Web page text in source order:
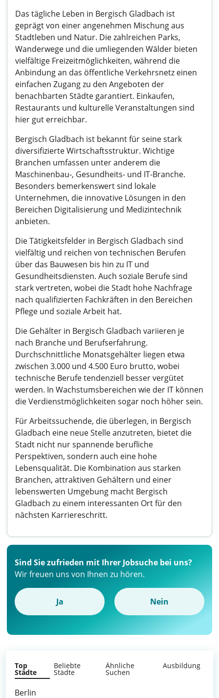
Das tägliche Leben in Bergisch Gladbach ist
geprägt von einer angenehmen Mischung aus
Stadtleben und Natur. Die zahlreichen Parks,
Wanderwege und die umliegenden Wälder bieten
vielfältige Freizeitmöglichkeiten, während die
Anbindung an das öffentliche Verkehrsnetz einen
einfachen Zugang zu den Angeboten der
benachbarten Städte garantiert. Einkaufen,
Restaurants und kulturelle Veranstaltungen sind
hier gut erreichbar.
Bergisch Gladbach ist bekannt für seine stark
diversifizierte Wirtschaftsstruktur. Wichtige
Branchen umfassen unter anderem die
Maschinenbau-, Gesundheits- und IT-Branche.
Besonders bemerkenswert sind lokale
Unternehmen, die innovative Lösungen in den
Bereichen Digitalisierung und Medizintechnik
anbieten.
Die Tätigkeitsfelder in Bergisch Gladbach sind
vielfältig und reichen von technischen Berufen
über das Bauwesen bis hin zu IT und
Gesundheitsdiensten. Auch soziale Berufe sind
stark vertreten, wobei die Stadt hohe Nachfrage
nach qualifizierten Fachkräften in den Bereichen
Pflege und soziale Arbeit hat.
Die Gehälter in Bergisch Gladbach variieren je
nach Branche und Berufserfahrung.
Durchschnittliche Monatsgehälter liegen etwa
zwischen 3.000 und 4.500 Euro brutto, wobei
technische Berufe tendenziell besser vergütet
werden. In Wachstumsbereichen wie der IT können
die Verdienstmöglichkeiten sogar noch höher sein.
Für Arbeitssuchende, die überlegen, in Bergisch
Gladbach eine neue Stelle anzutreten, bietet die
Stadt nicht nur spannende berufliche
Perspektiven, sondern auch eine hohe
Lebensqualität. Die Kombination aus starken
Branchen, attraktiven Gehältern und einer
lebenswerten Umgebung macht Bergisch
Gladbach zu einem interessanten Ort für den
nächsten Karriereschritt.
Sind Sie zufrieden mit Ihrer Jobsuche bei uns?
Wir freuen uns von Ihnen zu hören.
Ja Nein
Top
Städte
Beliebte
Städte
Ähnliche
Suchen
Ausbildung
Berlin